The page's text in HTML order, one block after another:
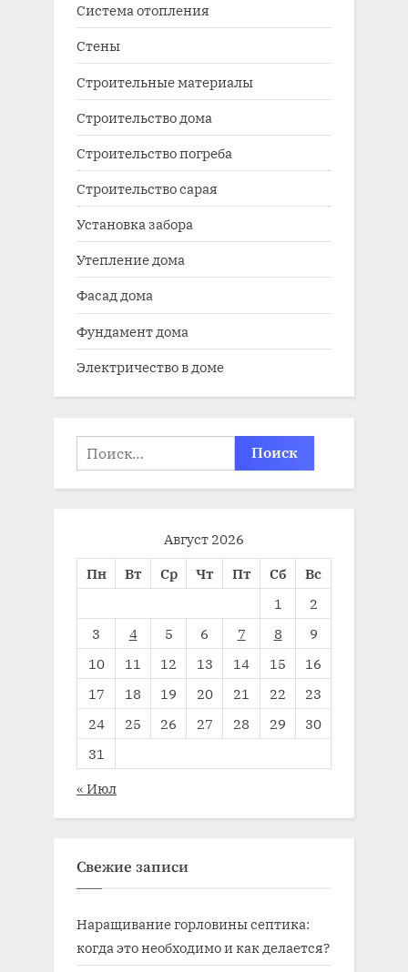
Система отопления
Стены
Строительные материалы
Строительство дома
Строительство погреба
Строительство сарая
Установка забора
Утепление дома
Фасад дома
Фундамент дома
Электричество в доме
Найти:
Август 2026
Пн
Вт Ср Чт Пт Сб
Вс
1
2
3
4 5 6 7 8
9
10
11 12 13 14 15
16
17
18 19 20 21 22
23
24
25 26 27 28 29
30
31
« Июл
Свежие записи
Наращивание горловины септика:
когда это необходимо и как делается?